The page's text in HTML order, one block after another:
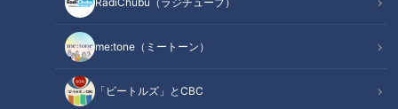
me:tone（ミートーン）
「ビートルズ」とCBC
病院のウラ側 人命救う薬剤師
薬剤師のお仕事場に突撃